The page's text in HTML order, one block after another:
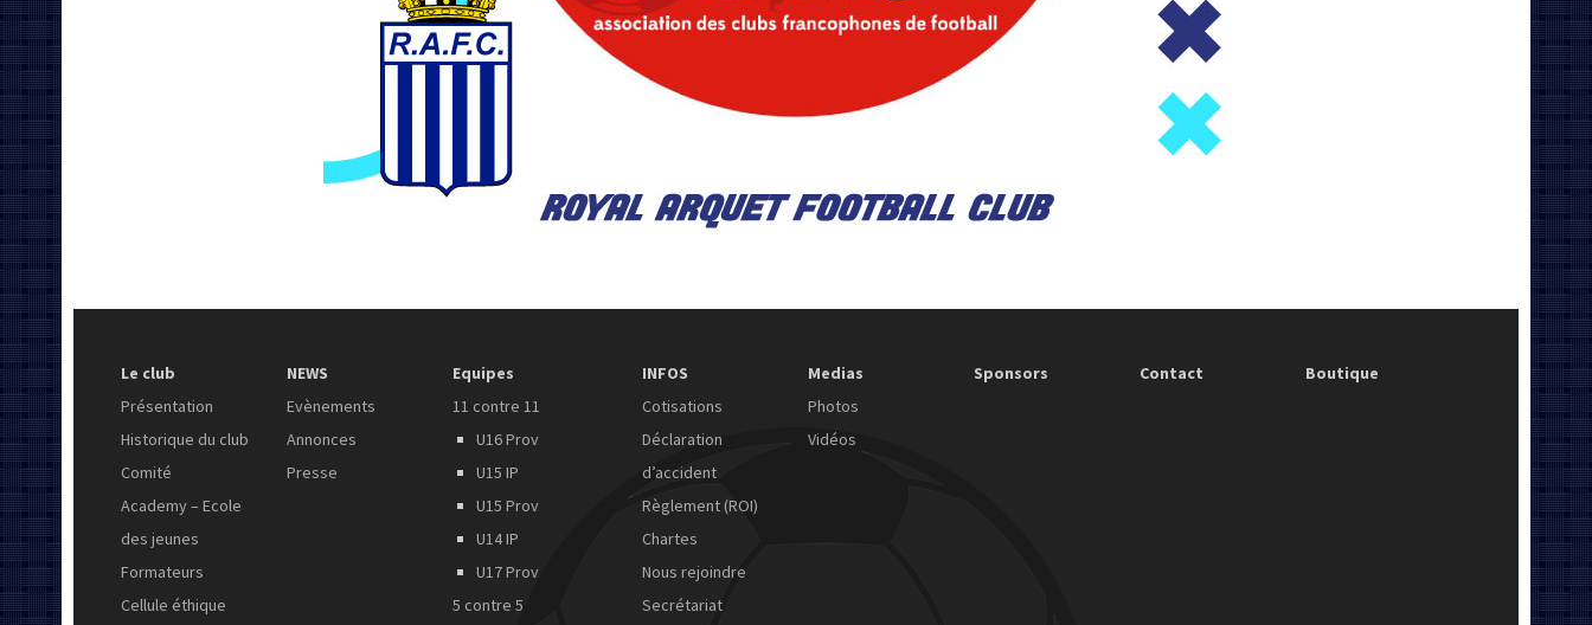
Le club
Présentation
Historique du club
Comité
Academy – Ecole
des jeunes
Formateurs
Cellule éthique
NEWS
Evènements
Annonces
Presse
Equipes
11 contre 11
U16 Prov
U15 IP
U15 Prov
U14 IP
U17 Prov
5 contre 5
INFOS
Cotisations
Déclaration
d’accident
Règlement (ROI)
Chartes
Nous rejoindre
Secrétariat
Medias
Photos
Vidéos
Sponsors Contact Boutique